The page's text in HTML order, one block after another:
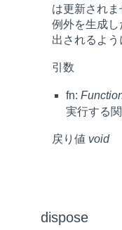
は更新され
例外を生成し
出されるよう
引数
fn:
実行する関
戻り値 void
dispose